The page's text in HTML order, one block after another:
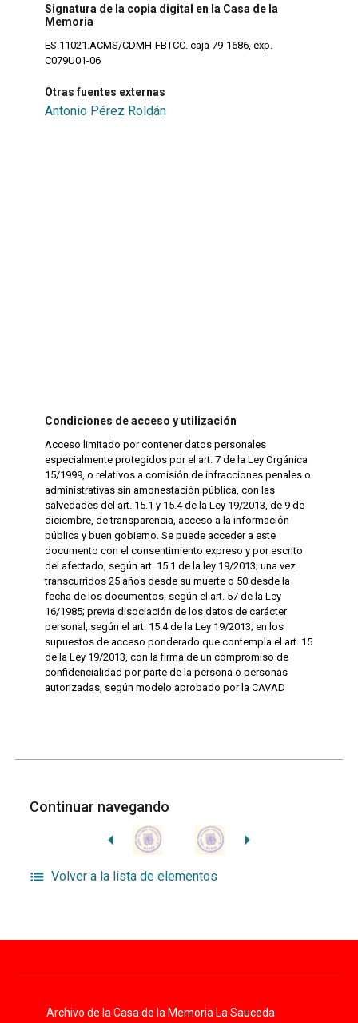
Signatura de la copia digital en la Casa de la
Memoria
ES.11021.ACMS/CDMH-FBTCC. caja 79-1686, exp.
C079U01-06
Otras fuentes externas
Antonio Pérez Roldán
Condiciones de acceso y utilización
Acceso limitado por contener datos personales
especialmente protegidos por el art. 7 de la Ley Orgánica
15/1999, o relativos a comisión de infracciones penales o
administrativas sin amonestación pública, con las
salvedades del art. 15.1 y 15.4 de la Ley 19/2013, de 9 de
diciembre, de transparencia, acceso a la información
pública y buen gobierno. Se puede acceder a este
documento con el consentimiento expreso y por escrito
del afectado, según art. 15.1 de la ley 19/2013; una vez
transcurridos 25 años desde su muerte o 50 desde la
fecha de los documentos, según el art. 57 de la Ley
16/1985; previa disociación de los datos de carácter
personal, según el art. 15.4 de la Ley 19/2013; en los
supuestos de acceso ponderado que contempla el art. 15
de la Ley 19/2013, con la firma de un compromiso de
confidencialidad por parte de la persona o personas
autorizadas, según modelo aprobado por la CAVAD
Continuar navegando
Volver a la lista de elementos
Archivo de la Casa de la Memoria La Sauceda